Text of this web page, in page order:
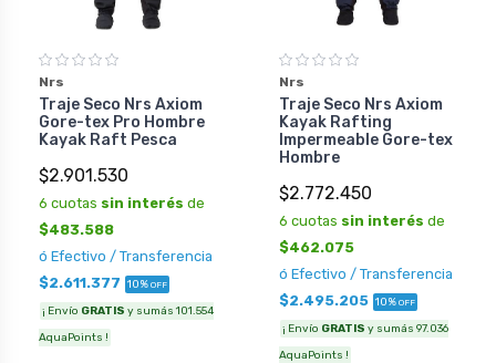
Nrs
Traje Seco Nrs Axiom
Gore-tex Pro Hombre
Kayak Raft Pesca
$2.901.530
6 cuotas sin interés de
$483.588
ó Efectivo / Transferencia
$2.611.377 10% OFF
¡ Envío GRATIS y sumás 101.554
AquaPoints !
Nrs
Traje Seco Nrs Axiom
Kayak Rafting
Impermeable Gore-tex
Hombre
$2.772.450
6 cuotas sin interés de
$462.075
ó Efectivo / Transferencia
$2.495.205 10% OFF
¡ Envío GRATIS y sumás 97.036
AquaPoints !